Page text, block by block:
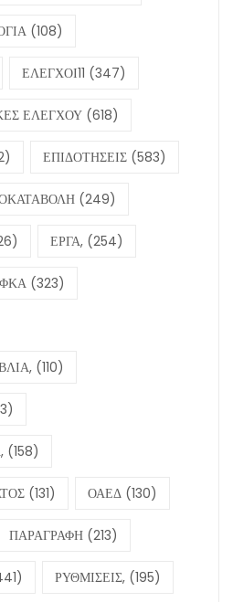
(108)
ΕΛΕΓΧΟΙ11 (347)
ΕΛΕΓΧΟΥ (618)
ΕΠΙΔΟΤΗΣΕΙΣ (583)
(249)
ΕΡΓΑ, (254)
(323)
(110)
(158)
(131) ΟΑΕΔ (130)
ΠΑΡΑΓΡΑΦΗ (213)
ΡΥΘΜΙΣΕΙΣ, (195)